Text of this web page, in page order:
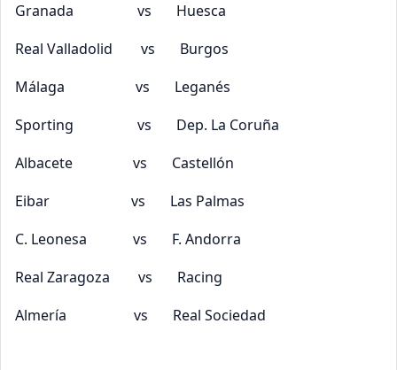
Granada vs Huesca
Real Valladolid vs Burgos
Málaga vs Leganés
Sporting vs Dep. La Coruña
Albacete vs Castellón
Eibar vs Las Palmas
C. Leonesa vs F. Andorra
Real Zaragoza vs Racing
Almería vs Real Sociedad